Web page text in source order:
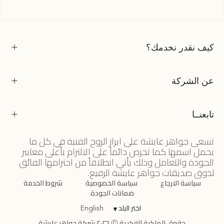
كيف نقدر نخدمك؟
عن الشركة
تابعنــا
تسعى جواهر عايشة على ابراز الروح الفنية في كل ما
يحمل اسمها كما تحرص دائماً على الالتزام بأعلى معايير
الجودة والتعامل وذلك يأتي انطلاقاً من احترامها الفائق
لذوق صديقات جواهر عايشة الرفيع.
سياسة الارجاع سياسة الخصوصية شروط الخدمة
ضمانات الجودة
اختر البلد▼
English